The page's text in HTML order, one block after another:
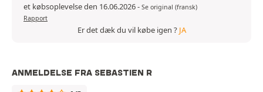
et købsoplevelse den 16.06.2026- Se original (fransk)
Rapport
Er det dæk du vil købe igen ? JA
ANMELDELSE FRA SEBASTIEN R